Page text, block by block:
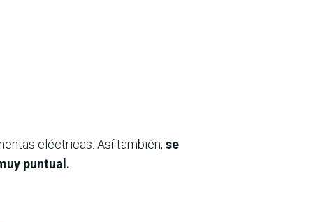
eléctricas. Así también, se
puntual.